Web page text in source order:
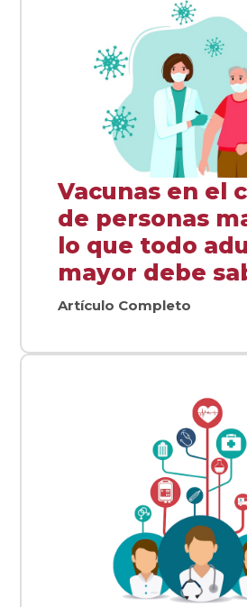
Vacunas en el
de personas
lo que todo
mayor debe
Artículo Completo